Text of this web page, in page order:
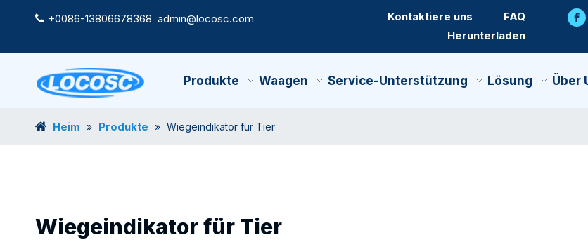
 +0086-13806678368 admin@locosc.com Kontaktiere uns
FAQ
Herunterladen
Produkte Waagen Service-Unterstützung Lösung Über
Heim » Produkte » Wiegeindikator für Tier
Wiegeindikator für Tier